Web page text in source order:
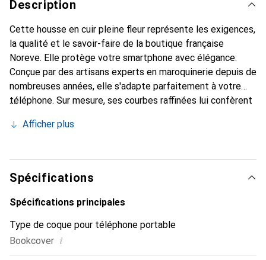
Description
Cette housse en cuir pleine fleur représente les exigences,
la qualité et le savoir-faire de la boutique française
Noreve. Elle protège votre smartphone avec élégance.
Conçue par des artisans experts en maroquinerie depuis de
nombreuses années, elle s'adapte parfaitement à votre
téléphone. Sur mesure, ses courbes raffinées lui confèrent
et indispensable de votre smartphone. Reconnaissable à
marque Noreve est un choix sûr pour une clientèle
exigeante.
Afficher plus
Spécifications
Spécifications principales
Type de coque pour téléphone portable
Bookcover i